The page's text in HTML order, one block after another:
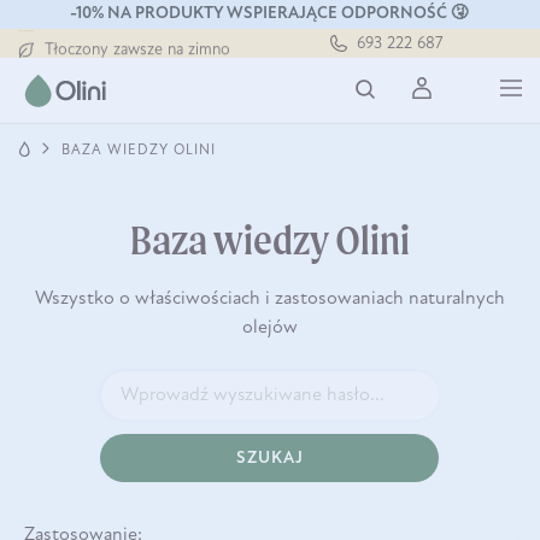
-10% NA PRODUKTY WSPIERAJĄCE ODPORNOŚĆ 🤧
Darmowa dostawa od 199 zł
Tłoczony zawsze na zimno
Darmowa dostawa od 199 zł
693 222 687
BAZA WIEDZY OLINI
Baza wiedzy Olini
Wszystko o właściwościach i zastosowaniach naturalnych
olejów
SZUKAJ
Zastosowanie: